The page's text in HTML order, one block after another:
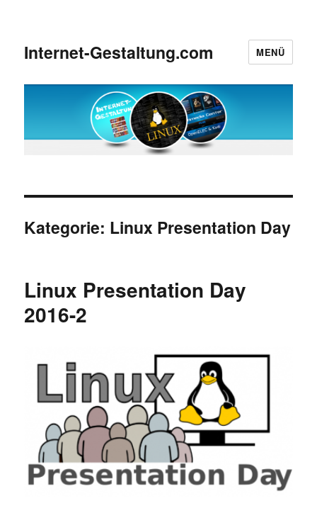
Internet-Gestaltung.com MENÜ
Kategorie: Linux Presentation Day
Linux Presentation Day
2016-2